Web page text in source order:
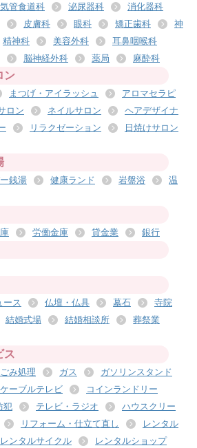
気管食道科 泌尿器科
消化器科
皮膚科 眼科 矯正歯科
神
精神科 美容外科
耳鼻咽喉科
脳神経外科 薬局 麻酔科
ン
まつげ・アイラッシュ
アロマセラピ
ロン ネイルサロン
ヘアデザイナ
リラクゼーション
日焼けサロン
銭湯 健康ランド 岩盤浴
温
労働金庫 貸金業 銀行
ース 仏壇・仏具 墓石
寺院
結婚式場 結婚相談所
葬祭業
ス
ごみ処理 ガス
ガソリンスタンド
ケーブルテレビ
コインランドリー
犯
テレビ・ラジオ
ハウスクリー
リフォーム・仕立て直し
レンタル
レンタルサイクル
レンタルショップ